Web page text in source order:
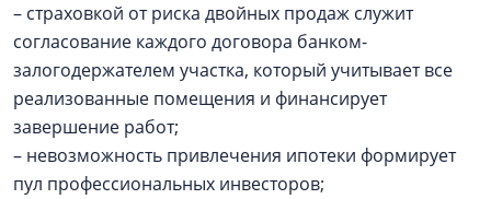
– страховкой от риска двойных продаж служит
согласование каждого договора банком-
залогодержателем участка, который учитывает все
реализованные помещения и финансирует
завершение работ;
– невозможность привлечения ипотеки формирует
пул профессиональных инвесторов;